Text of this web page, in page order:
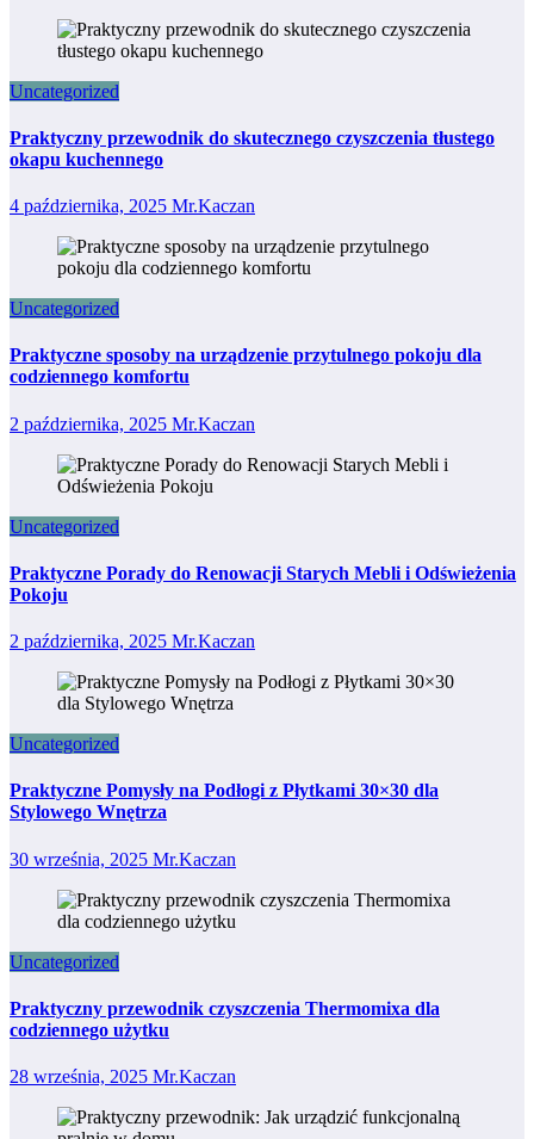
Uncategorized
Praktyczny przewodnik do skutecznego czyszczenia tłustego
okapu kuchennego
4 października, 2025 Mr.Kaczan
Uncategorized
Praktyczne sposoby na urządzenie przytulnego pokoju dla
codziennego komfortu
2 października, 2025 Mr.Kaczan
Uncategorized
Praktyczne Porady do Renowacji Starych Mebli i Odświeżenia
Pokoju
2 października, 2025 Mr.Kaczan
Uncategorized
Praktyczne Pomysły na Podłogi z Płytkami 30×30 dla
Stylowego Wnętrza
30 września, 2025 Mr.Kaczan
Uncategorized
Praktyczny przewodnik czyszczenia Thermomixa dla
codziennego użytku
28 września, 2025 Mr.Kaczan